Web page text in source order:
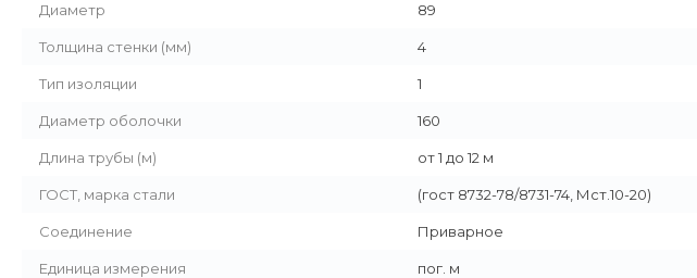
Диаметр 89
Толщина стенки (мм) 4
Тип изоляции 1
Диаметр оболочки 160
Длина трубы (м) от 1 до 12 м
ГОСТ, марка стали (гост 8732-78/8731-74, Мст.10-20)
Соединение Приварное
Единица измерения пог. м